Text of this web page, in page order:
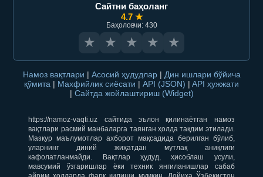
Сайтни баҳоланг
4.7 ★
Баҳоловчи: 430
★ ★ ★ ★ ★
Намоз вақтлари | Асосий ҳудудлар | Дин ишлари бўйича
қўмита | Махфийлик сиёсати | API (JSON) | API ҳужжати
| Сайтда жойлаштириш (Widget)
https://namoz-vaqti.uz сайтида эълон қилинаётган намоз
вақтлари расмий манбаларга таянган ҳолда тақдим этилади.
Мазкур маълумотлар ахборот мақсадида берилган бўлиб,
уларнинг диний жиҳатдан мутлақ аниқлиги
кафолатланмайди. Вақтлар ҳудуд, ҳисоблаш усули,
мавсумий ўзгаришлар ёки техник янгиланишлар сабаб